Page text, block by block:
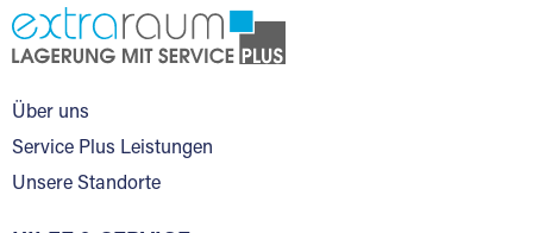
Über uns
Service Plus Leistungen
Unsere Standorte